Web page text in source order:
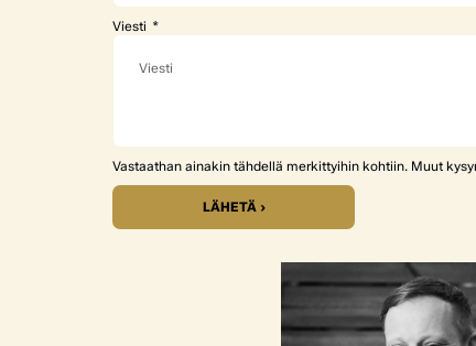
Viesti
Vastaathan ainakin tähdellä merkittyihin kohtiin. Muut
LÄHETÄ ›